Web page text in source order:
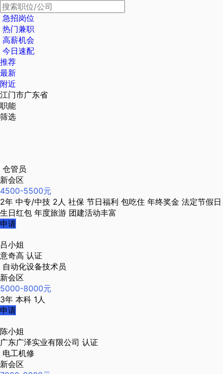
急招岗位
热门兼职
高薪机会
今日速配
推荐
最新
附近
江门市广东省
职能
筛选
仓管员
新会区
4500-5500元
2年 中专/中技 2人 社保 节日福利 包吃住 年终奖金 法定节假日
生日红包 年度旅游 团建活动丰富
申请
吕小姐
意奇高 认证
自动化设备技术员
新会区
5000-8000元
3年 本科 1人
申请
陈小姐
广东广泽实业有限公司 认证
电工机修
新会区